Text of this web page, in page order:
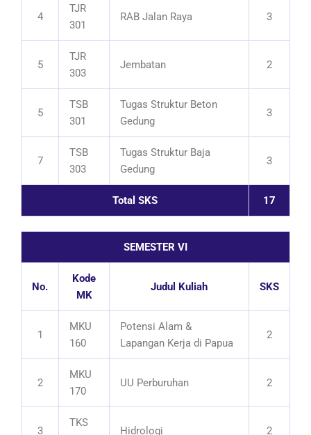
4
TJR
301
RAB Jalan Raya 3
5
TJR
303
Jembatan 2
5
TSB
301
Tugas Struktur Beton
Gedung
3
7
TSB
303
Tugas Struktur Baja
Gedung
3
Total SKS 17
SEMESTER VI
No.
Kode
MK
Judul Kuliah SKS
1
MKU
160
Potensi Alam &
Lapangan Kerja di Papua
2
2
MKU
170
UU Perburuhan 2
3
TKS
Hidrologi 2